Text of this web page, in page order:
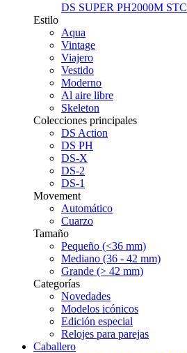
DS SUPER PH2000M STC
Estilo
Aqua
Vintage
Viajero
Vestido
Moderno
Al aire libre
Skeleton
Colecciones principales
DS Action
DS PH
DS-X
DS-2
DS-1
Movement
Automático
Cuarzo
Tamaño
Pequeño (<36 mm)
Mediano (36 - 42 mm)
Grande (> 42 mm)
Categorías
Novedades
Modelos icónicos
Edición especial
Relojes para parejas
Caballero